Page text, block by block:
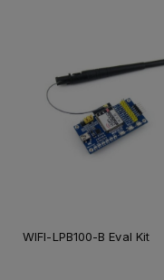
WIFI-LPB100-B Eval Kit